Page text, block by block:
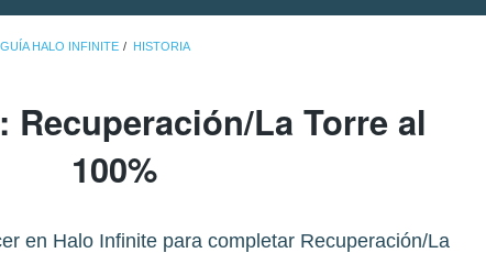
GUÍA HALO INFINITE HISTORIA
Recuperación/La Torre al
100%
en Halo Infinite para completar Recuperación/La